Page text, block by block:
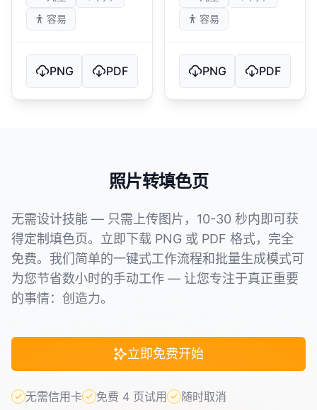
容易
PNG PDF
容易
PNG PDF
照片转填色页
无需设计技能 — 只需上传图片，10-30 秒内即可获
得定制填色页。立即下载 PNG 或 PDF 格式，完全
免费。我们简单的一键式工作流程和批量生成模式可
为您节省数小时的手动工作 — 让您专注于真正重要
的事情：创造力。
立即免费开始
无需信用卡 免费 4 页试用 随时取消